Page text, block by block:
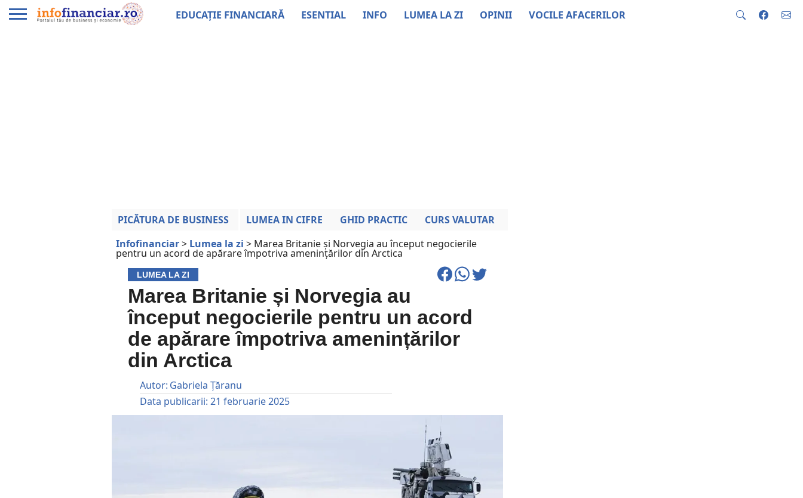
EDUCAȚIE FINANCIARĂ ESENTIAL INFO LUMEA LA ZI OPINII VOCILE AFACERILOR
PICĂTURA DE BUSINESS LUMEA IN CIFRE GHID PRACTIC
CURS VALUTAR
Infofinanciar> Lumea la zi > Marea Britanie și Norvegia au început negocierile
pentru un acord de apărare împotriva amenințărilor din Arctica
LUMEA LA ZI
Marea Britanie și Norvegia au
început negocierile pentru un acord
de apărare împotriva amenințărilor
din Arctica
Autor: Gabriela Țăranu
Data publicarii: 21 februarie 2025